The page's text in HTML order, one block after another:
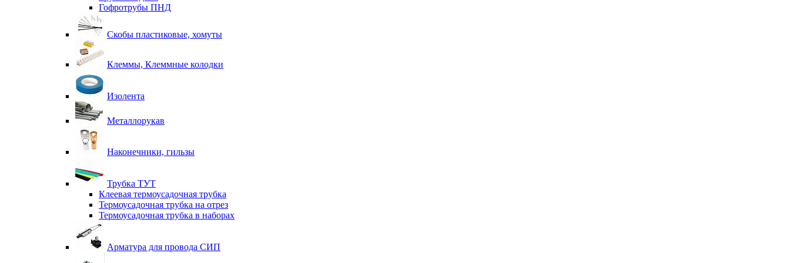
Гофротрубы ПНД
Скобы пластиковые, хомуты
Клеммы, Клеммные колодки
Изолента
Металлорукав
Наконечники, гильзы
Трубка ТУТ
Клеевая термоусадочная трубка
Термоусадочная трубка на отрез
Термоусадочная трубка в наборах
Арматура для провода СИП